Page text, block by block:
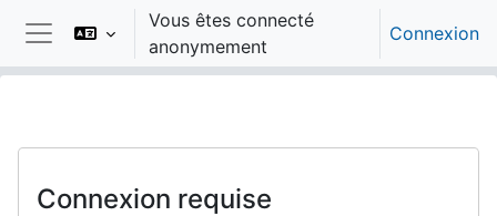
Passer au contenu principal
Panneau latéral
Vous êtes connecté
anonymement
Connexion
Connexion requise